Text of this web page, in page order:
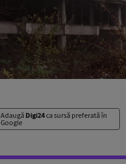
Adaugă Digi24ca sursă preferată în
Google